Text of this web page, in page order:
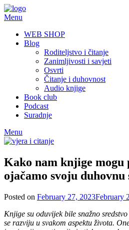
Skip
to
Menu
WEB SHOP
Blog
Roditeljstvo i čitanje
Zanimljivosti i savjeti
Osvrti
Čitanje i duhovnost
Audio knjige
Book club
Podcast
Suradnje
Menu
Kako nam knjige mogu
ojačamo svoju duhovnu
Posted on February 27, 2023February
Knjige su oduvijek bile snažno
se razviju u svakom aspektu života.